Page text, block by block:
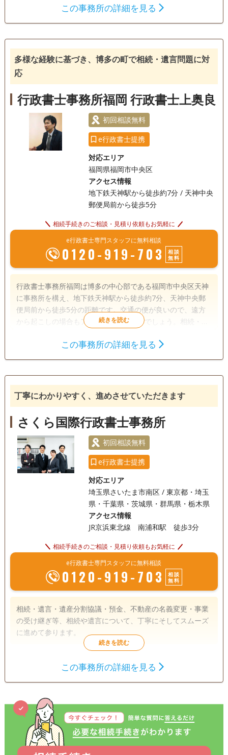
遺産分割
相続人調査
電話相談可
18時以降相談可 オンライン面談可 事務所面談可
この事務所の詳細を見る
多様な経験に基づき、博多の町で相続・遺言問題に対
応
行政書士事務所福岡 行政書士上奥良
初回相談無料
e行政書士提携
対応エリア
福岡県福岡市中央区
アクセス情報
地下鉄天神駅から徒歩約7分 / 天神中央
郵便局前から徒歩5分
相続手続きのご相談・見積り依頼もお気軽に
e行政書士専門スタッフに無料相談
0120-919-703
相談
無料
行政書士事務所福岡は博多の中心部である福岡市中央区天神
に事務所を構え、地下鉄天神駅から徒歩約7分、天神中央郵
便局前から徒歩5分の距離です。交通の便が良いので、遠方
から起こしの場合もアクセスがしやすいでしょう。相続・遺
続関係説明図などの作成などに対応可能です。 代表の上奥良
遺産分割
相続人調査
この事務所の詳細を見る
丁寧にわかりやすく、進めさせていただきます
さくら国際行政書士事務所
初回相談無料
e行政書士提携
対応エリア
埼玉県さいたま市南区 / 東京都・埼玉
県・千葉県・茨城県・群馬県・栃木県
アクセス情報
JR京浜東北線 南浦和駅 徒歩3分
相続手続きのご相談・見積り依頼もお気軽に
e行政書士専門スタッフに無料相談
0120-919-703
相談
無料
相続・遺言・遺産分割協議・預金、不動産の名義変更・事業
の受け継ぎ等、相続や遺言について、丁寧にそしてスムーズ
に進めて参ります。
電話相談可 訪問可 女性スタッフ対応可 土日相談可
初回相談無料 18時以降相談可 オンライン面談可
この事務所の詳細を見る